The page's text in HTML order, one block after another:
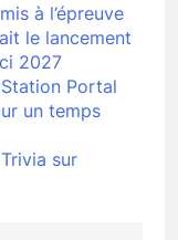
à l’épreuve
le lancement
2027
Portal
un temps
sur